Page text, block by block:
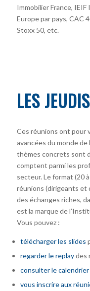
Immobilier France,
Europe par pays, CAC
Stoxx 50, etc.
LES
Ces réunions ont pour
avancées du monde de
thèmes concrets sont
comptent parmi les
secteur. Le format (20
réunions (dirigeants
des échanges riches,
est la marque de
Vous pouvez :
télécharger les slides
regarder le replaydes
consulter le calendrier
vous inscrire aux